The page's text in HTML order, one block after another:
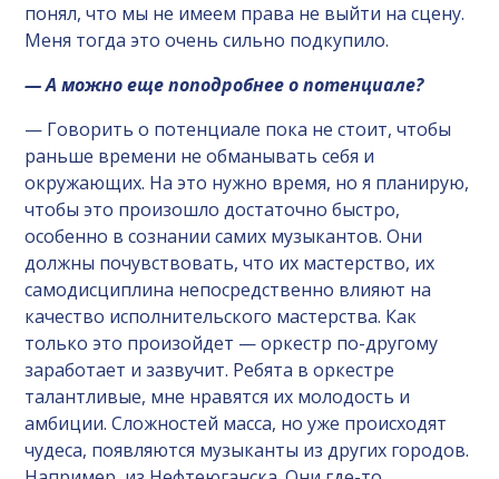
понял, что мы не имеем права не выйти на сцену.
Меня тогда это очень сильно подкупило.
— А можно еще поподробнее о потенциале?
— Говорить о потенциале пока не стоит, чтобы
раньше времени не обманывать себя и
окружающих. На это нужно время, но я планирую,
чтобы это произошло достаточно быстро,
особенно в сознании самих музыкантов. Они
должны почувствовать, что их мастерство, их
самодисциплина непосредственно влияют на
качество исполнительского мастерства. Как
только это произойдет — оркестр по-другому
заработает и зазвучит. Ребята в оркестре
талантливые, мне нравятся их молодость и
амбиции. Сложностей масса, но уже происходят
чудеса, появляются музыканты из других городов.